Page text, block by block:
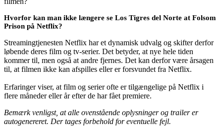
Hvorfor kan man ikke længere se Los Tigres del Norte at Folsom
Prison på Netflix?
Streamingtjenesten Netflix har et dynamisk udvalg og skifter derfor
løbende deres film og tv-serier. Det betyder, at nye hele tiden
kommer til, men også at andre fjernes. Det kan derfor være årsagen
til, at filmen ikke kan afspilles eller er forsvundet fra Netflix.
Erfaringer viser, at film og serier ofte er tilgængelige på Netflix i
flere måneder eller år efter de har fået premiere.
Bemærk venligst, at alle ovenstående oplysninger og trailer er
autogenereret. Der tages forbehold for eventuelle fejl.